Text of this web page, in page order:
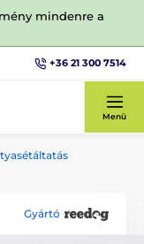
mindenre a
+36 21 300 7514
Menü
Gyártó